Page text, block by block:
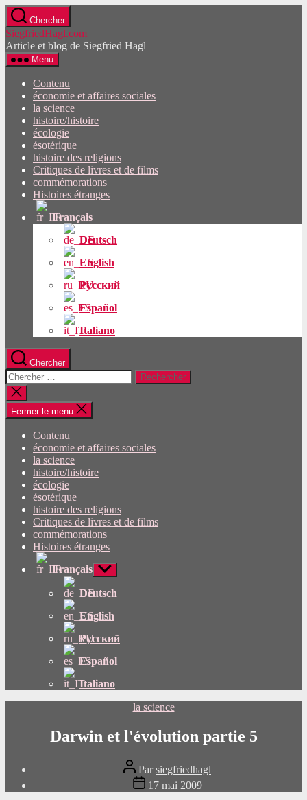
Passez
directement
au
contenu
Chercher
SiegfriedHagl.com
Article et blog de Siegfried Hagl
Menu
Contenu
économie et affaires sociales
la science
histoire/histoire
écologie
ésotérique
histoire des religions
Critiques de livres et de films
commémorations
Histoires étranges
Français
Deutsch
English
Русский
Español
Italiano
Chercher
Rechercher:
Fermer
la
recherche
Fermer le menu
Contenu
économie et affaires sociales
la science
histoire/histoire
écologie
ésotérique
histoire des religions
Critiques de livres et de films
commémorations
Histoires étranges
Français Afficher
le
sous-
menu
Deutsch
English
Русский
Español
Italiano
Catégories
la science
Darwin et l'évolution partie 5
Auteur
du
message
Parsiegfriedhagl
Date
de
17 mai 2009